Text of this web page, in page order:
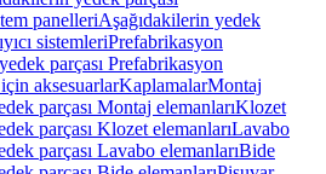
panelleriAşağıdakilerin yedek
sistemleriPrefabrikasyon
parçası Prefabrikasyon
aksesuarlarKaplamalarMontaj
parçası Montaj elemanlarıKlozet
parçası Klozet elemanlarıLavabo
parçası Lavabo elemanlarıBide